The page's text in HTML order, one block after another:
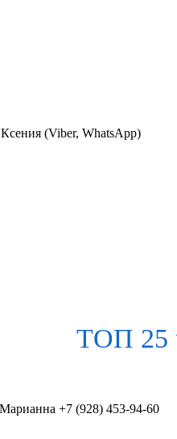
(Viber, WhatsApp)
ТОП 25
+7 (928) 453-94-60